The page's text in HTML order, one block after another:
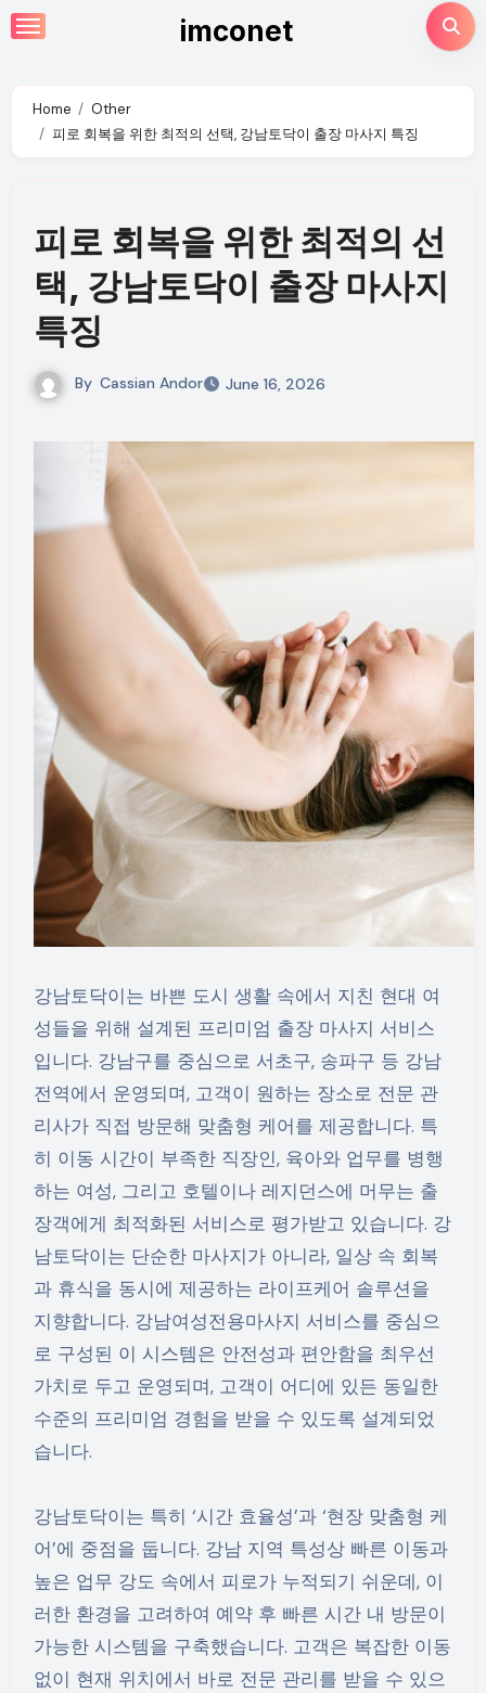
Skip
to
imconet
Home
Other
피로 회복을 위한 최적의 선택, 강남토닥이 출장 마사지 특징
피로 회복을 위한 최적의 선
택, 강남토닥이 출장 마사지
특징
By Cassian Andor June 16, 2026
강남토닥이는 바쁜 도시 생활 속에서 지친 현대 여
성들을 위해 설계된 프리미엄 출장 마사지 서비스
입니다. 강남구를 중심으로 서초구, 송파구 등 강남
전역에서 운영되며, 고객이 원하는 장소로 전문 관
리사가 직접 방문해 맞춤형 케어를 제공합니다. 특
히 이동 시간이 부족한 직장인, 육아와 업무를 병행
하는 여성, 그리고 호텔이나 레지던스에 머무는 출
장객에게 최적화된 서비스로 평가받고 있습니다. 강
남토닥이는 단순한 마사지가 아니라, 일상 속 회복
과 휴식을 동시에 제공하는 라이프케어 솔루션을
지향합니다. 강남여성전용마사지 서비스를 중심으
로 구성된 이 시스템은 안전성과 편안함을 최우선
가치로 두고 운영되며, 고객이 어디에 있든 동일한
수준의 프리미엄 경험을 받을 수 있도록 설계되었
습니다.
강남토닥이는 특히 ‘시간 효율성’과 ‘현장 맞춤형 케
어’에 중점을 둡니다. 강남 지역 특성상 빠른 이동과
높은 업무 강도 속에서 피로가 누적되기 쉬운데, 이
러한 환경을 고려하여 예약 후 빠른 시간 내 방문이
가능한 시스템을 구축했습니다. 고객은 복잡한 이동
없이 현재 위치에서 바로 전문 관리를 받을 수 있으